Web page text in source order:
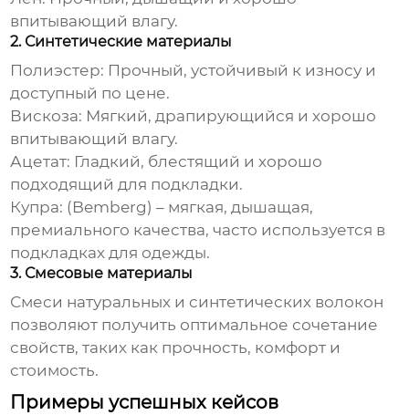
впитывающий влагу.
2. Синтетические материалы
Полиэстер: Прочный, устойчивый к износу и
доступный по цене.
Вискоза: Мягкий, драпирующийся и хорошо
впитывающий влагу.
Ацетат: Гладкий, блестящий и хорошо
подходящий для подкладки.
Купра: (Bemberg) – мягкая, дышащая,
премиального качества, часто используется в
подкладках для одежды.
3. Смесовые материалы
Смеси натуральных и синтетических волокон
позволяют получить оптимальное сочетание
свойств, таких как прочность, комфорт и
стоимость.
Примеры успешных кейсов